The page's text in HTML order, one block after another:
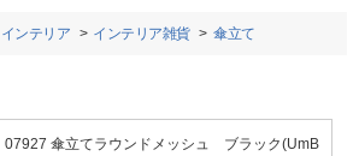
ンテリア インテリア雑貨 傘立て
07927 傘立てラウンドメッシュ ブラック(UmB